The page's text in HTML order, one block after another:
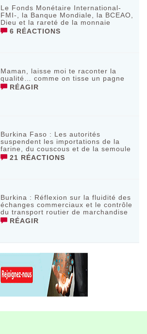
Le Fonds Monétaire International-
FMI-, la Banque Mondiale, la BCEAO,
Dieu et la rareté de la monnaie
6 RÉACTIONS
Maman, laisse moi te raconter la
qualité… comme on tisse un pagne
RÉAGIR
Burkina Faso : Les autorités
suspendent les importations de la
farine, du couscous et de la semoule
21 RÉACTIONS
Burkina : Réflexion sur la fluidité des
échanges commerciaux et le contrôle
du transport routier de marchandise
RÉAGIR